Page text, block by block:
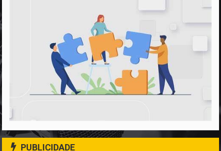
PUBLICIDADE